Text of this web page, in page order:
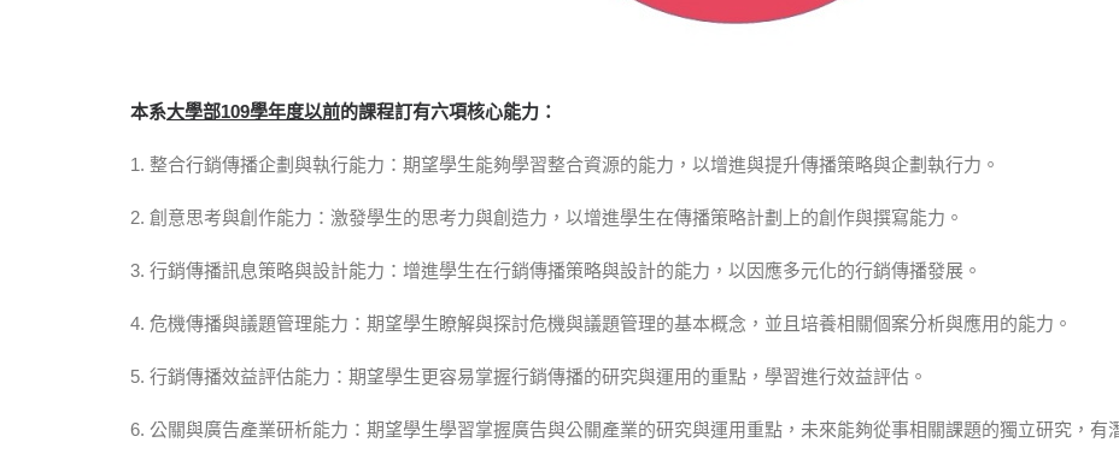
本系大學部109學年度以前的課程訂有六項核心能力：
1. 整合行銷傳播企劃與執行能力：期望學生能夠學習整合資源的能力，以增進與提升傳播策略與企劃執行力。
2. 創意思考與創作能力：激發學生的思考力與創造力，以增進學生在傳播策略計劃上的創作與撰寫能力。
3. 行銷傳播訊息策略與設計能力：增進學生在行銷傳播策略與設計的能力，以因應多元化的行銷傳播發展。
4. 危機傳播與議題管理能力：期望學生瞭解與探討危機與議題管理的基本概念，並且培養相關個案分析與應用的能力。
5. 行銷傳播效益評估能力：期望學生更容易掌握行銷傳播的研究與運用的重點，學習進行效益評估。
6. 公關與廣告產業研析能力：期望學生學習掌握廣告與公關產業的研究與運用重點，未來能夠從事相關課題的獨立研究，有